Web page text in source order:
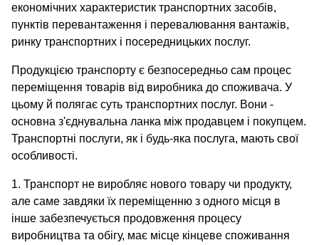
економічних характеристик транспортних засобів,
пунктів перевантаження і перевалювання вантажів,
ринку транспортних і посередницьких послуг.
Продукцією транспорту є безпосередньо сам процес
переміщення товарів від виробника до споживача. У
цьому й полягає суть транспортних послуг. Вони -
основна з'єднувальна ланка між продавцем і покупцем.
Транспортні послуги, як і будь-яка послуга, мають свої
особливості.
1. Транспорт не виробляє нового товару чи продукту,
але саме завдяки їх переміщенню з одного місця в
інше забезпечується продовження процесу
виробництва та обігу, має місце кінцеве споживання